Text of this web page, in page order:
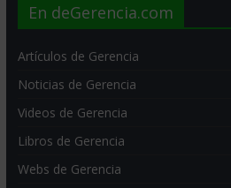
En deGerencia.com
Artículos de Gerencia
Noticias de Gerencia
Videos de Gerencia
Libros de Gerencia
Webs de Gerencia